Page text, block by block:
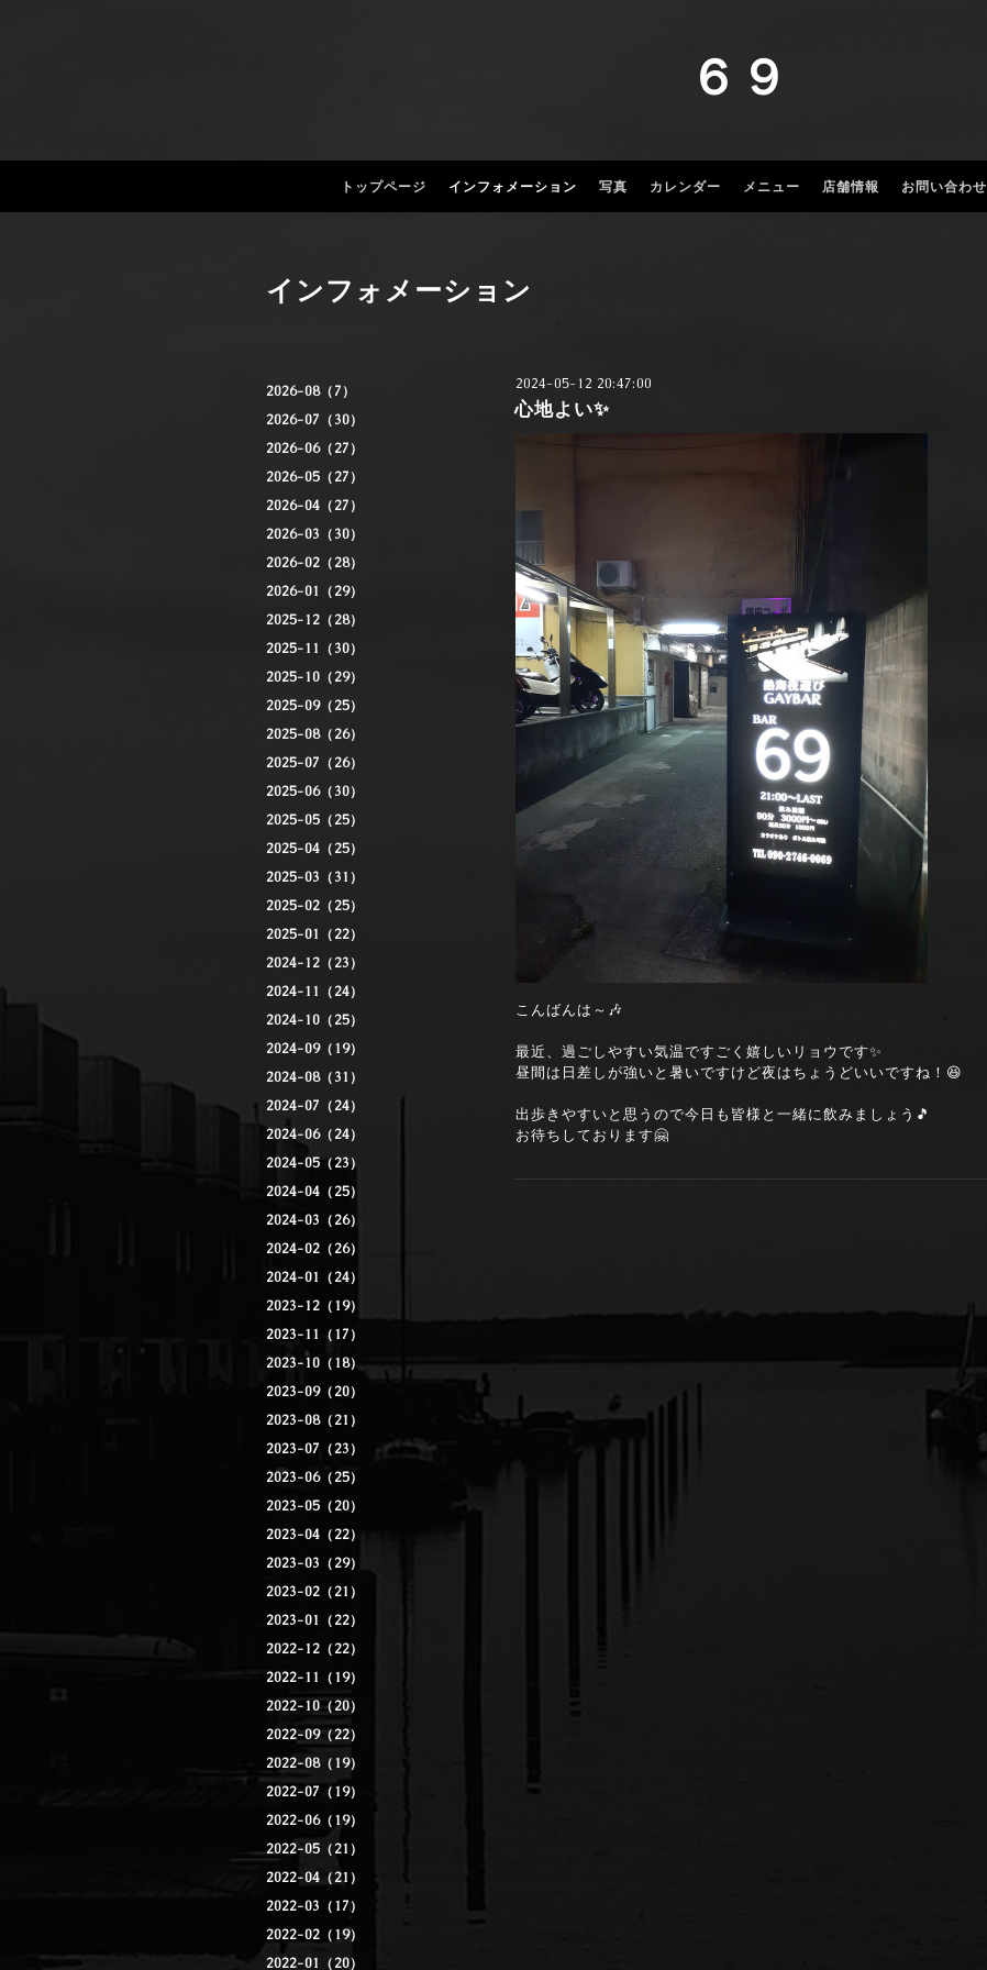
６９
トップページ インフォメーション 写真 カレンダー メニュー 店舗情報 お問い合わせ
2026-08（7）
2026-07（30）
2026-06（27）
2026-05（27）
2026-04（27）
2026-03（30）
2026-02（28）
2026-01（29）
2025-12（28）
2025-11（30）
2025-10（29）
2025-09（25）
2025-08（26）
2025-07（26）
2025-06（30）
2025-05（25）
2025-04（25）
2025-03（31）
2025-02（25）
2025-01（22）
2024-12（23）
2024-11（24）
2024-10（25）
2024-09（19）
2024-08（31）
2024-07（24）
2024-06（24）
2024-05（23）
2024-04（25）
2024-03（26）
2024-02（26）
2024-01（24）
2023-12（19）
2023-11（17）
2023-10（18）
2023-09（20）
2023-08（21）
2023-07（23）
2023-06（25）
2023-05（20）
2023-04（22）
2023-03（29）
2023-02（21）
2023-01（22）
2022-12（22）
2022-11（19）
2022-10（20）
2022-09（22）
2022-08（19）
2022-07（19）
2022-06（19）
2022-05（21）
2022-04（21）
2022-03（17）
2022-02（19）
2022-01（20）
インフォメーション
2024-05-12 20:47:00
心地よい✨
こんばんは～🎶
最近、過ごしやすい気温ですごく嬉しいリョウです✨
昼間は日差しが強いと暑いですけど夜はちょうどいいですね！😆
出歩きやすいと思うので今日も皆様と一緒に飲みましょう🎵
お待ちしております🤗